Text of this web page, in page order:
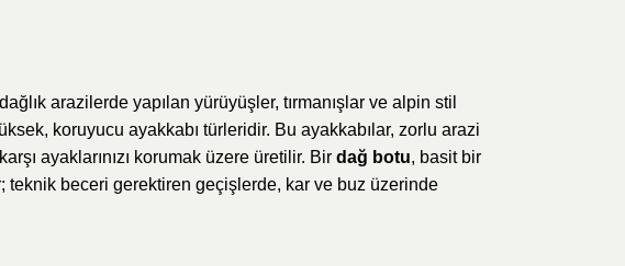
arazilerde yapılan yürüyüşler, tırmanışlar ve alpin stil
koruyucu ayakkabı türleridir. Bu ayakkabılar, zorlu arazi
ayaklarınızı korumak üzere üretilir. Bir dağ botu, basit bir
teknik beceri gerektiren geçişlerde, kar ve buz üzerinde